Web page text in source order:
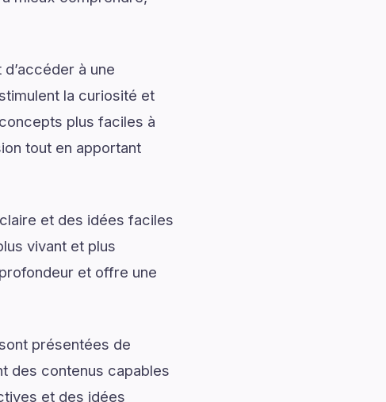
à une
la curiosité et
plus faciles à
tout en apportant
et des idées faciles
vivant et plus
et offre une
présentées de
des contenus capables
et des idées